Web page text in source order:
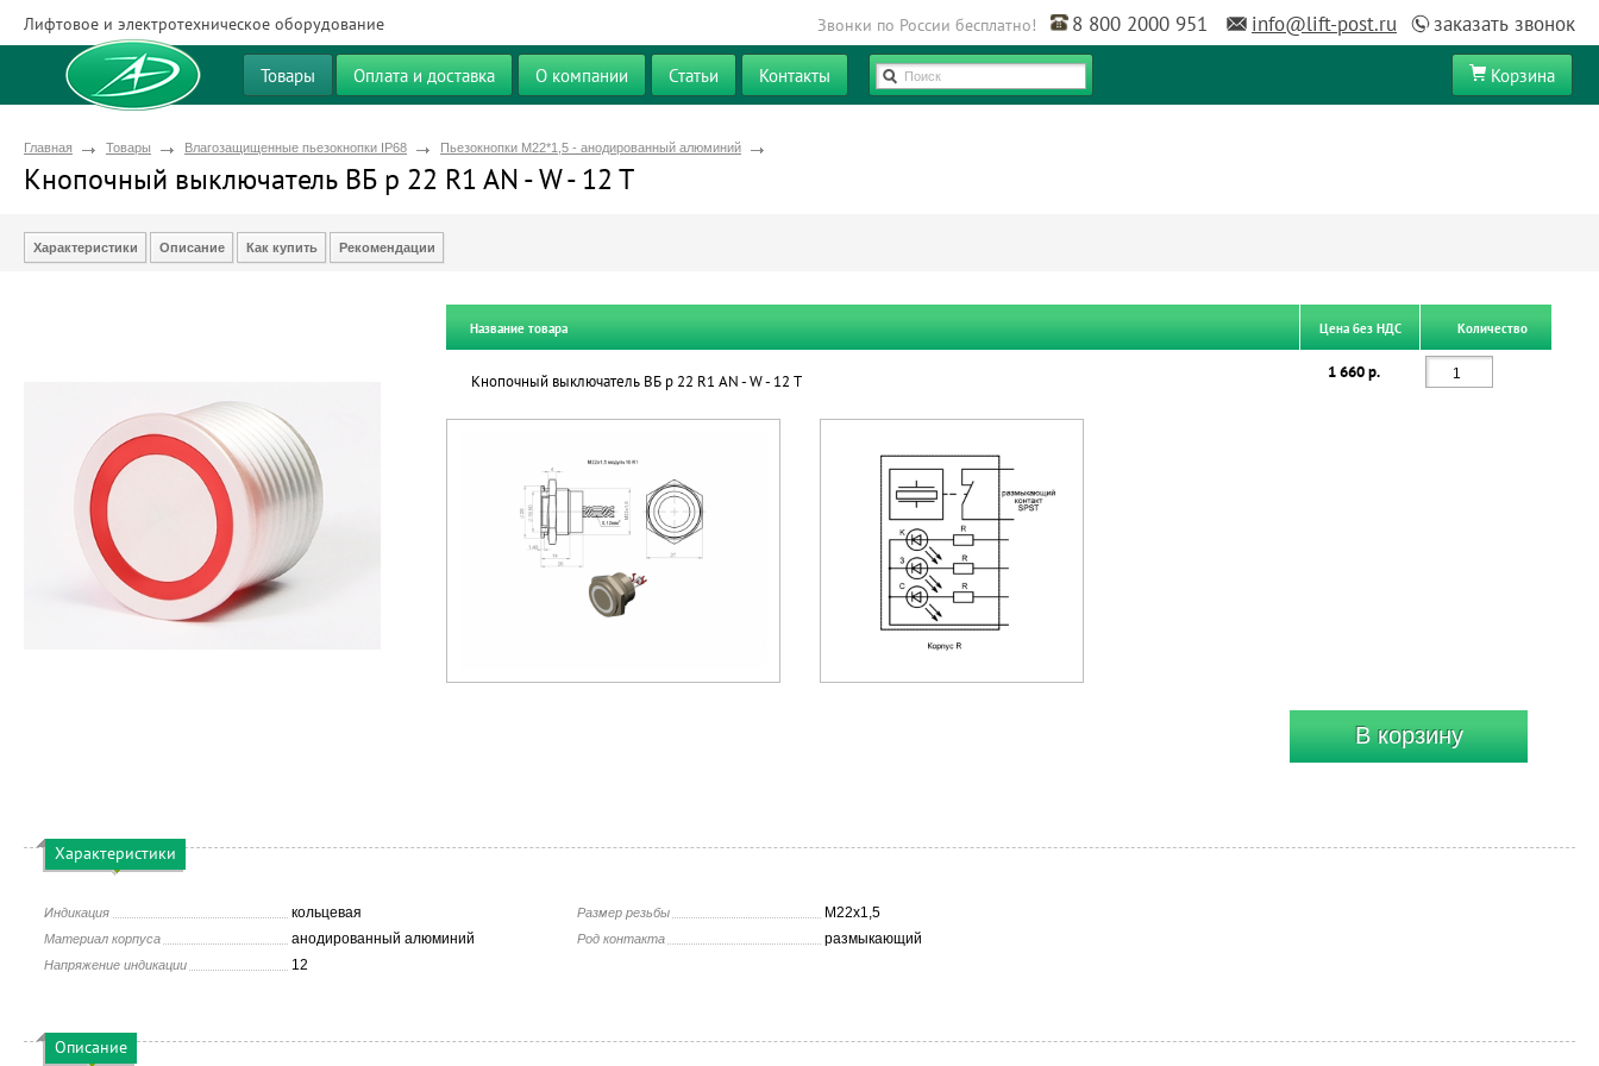
Лифтовое и электротехническое оборудование Звонки по России бесплатно! 8 800 2000 951 info@lift-post.ru заказать звонок
Товары Оплата и доставка О компании Статьи Контакты Поиск Корзина
Главная Товары Влагозащищенные пьезокнопки IP68 Пьезокнопки М22*1,5 - анодированный алюминий
Кнопочный выключатель ВБ р 22 R1 AN - W - 12 T
Характеристики Описание Как купить Рекомендации
Название товара Цена без НДС Количество
Кнопочный выключатель ВБ р 22 R1 AN - W - 12 T 1 660 р.
В корзину
Характеристики
Индикация кольцевая
Материал корпуса анодированный алюминий
Напряжение индикации 12
Размер резьбы М22х1,5
Род контакта размыкающий
Описание